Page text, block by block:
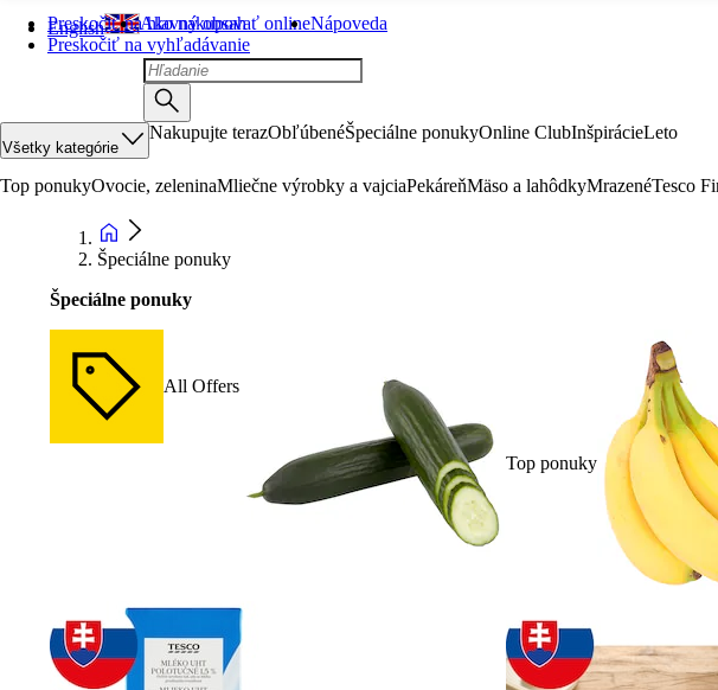
Preskočiť na hlavný obsah
Preskočiť na vyhľadávanie
English Ako nakupovať onlineNápoveda
Všetky kategórie
Nakupujte terazObľúbenéŠpeciálne ponukyOnline ClubInšpirácieLeto
Top ponukyOvocie, zeleninaMliečne výrobky a vajciaPekáreňMäso a lahôdkyMrazenéTesco
Špeciálne ponuky
Špeciálne ponuky
All Offers
Top ponuky